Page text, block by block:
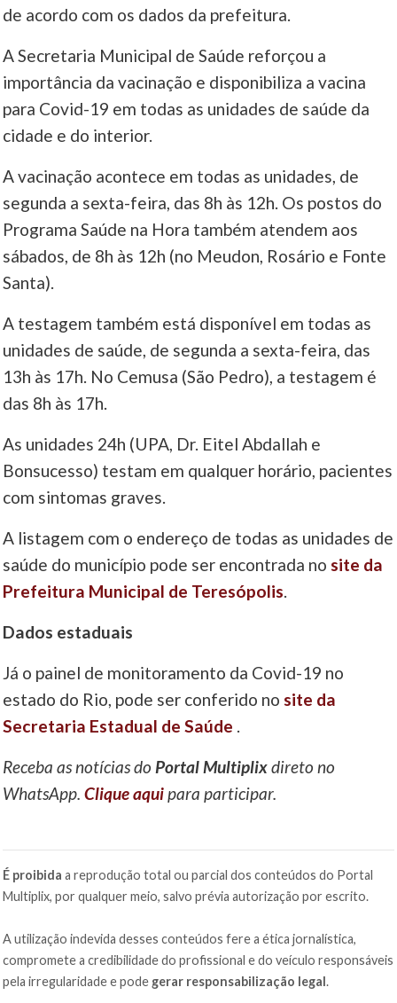
de acordo com os dados da prefeitura.
A Secretaria Municipal de Saúde reforçou a
importância da vacinação e disponibiliza a vacina
para Covid-19 em todas as unidades de saúde da
cidade e do interior.
A vacinação acontece em todas as unidades, de
segunda a sexta-feira, das 8h às 12h. Os postos do
Programa Saúde na Hora também atendem aos
sábados, de 8h às 12h (no Meudon, Rosário e Fonte
Santa).
A testagem também está disponível em todas as
unidades de saúde, de segunda a sexta-feira, das
13h às 17h. No Cemusa (São Pedro), a testagem é
das 8h às 17h.
As unidades 24h (UPA, Dr. Eitel Abdallah e
Bonsucesso) testam em qualquer horário, pacientes
com sintomas graves.
A listagem com o endereço de todas as unidades de
saúde do município pode ser encontrada nosite da
Prefeitura Municipal de Teresópolis.
Dados estaduais
Já o painel de monitoramento da Covid-19 no
estado do Rio, pode ser conferido nosite da
Secretaria Estadual de Saúde .
Receba as notícias do Portal Multiplixdireto no
WhatsApp.Clique aquipara participar.
É proibida a reprodução total ou parcial dos conteúdos do Portal
Multiplix, por qualquer meio, salvo prévia autorização por escrito.
A utilização indevida desses conteúdos fere a ética jornalística,
compromete a credibilidade do profissional e do veículo responsáveis
pela irregularidade e pode gerar responsabilização legal.